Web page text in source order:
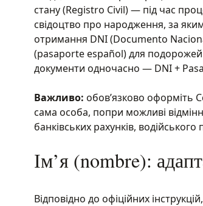
стану (Registro Civil) — під час
свідоцтво про народження, за
отримання DNI (Documento
(pasaporte español) для подорожей.
документи одночасно — DNI +
Важливо: обов’язково оформіть
сама особа, попри можливі
банківських рахунків,
Ім’я (nombre):
Відповідно до офіційних